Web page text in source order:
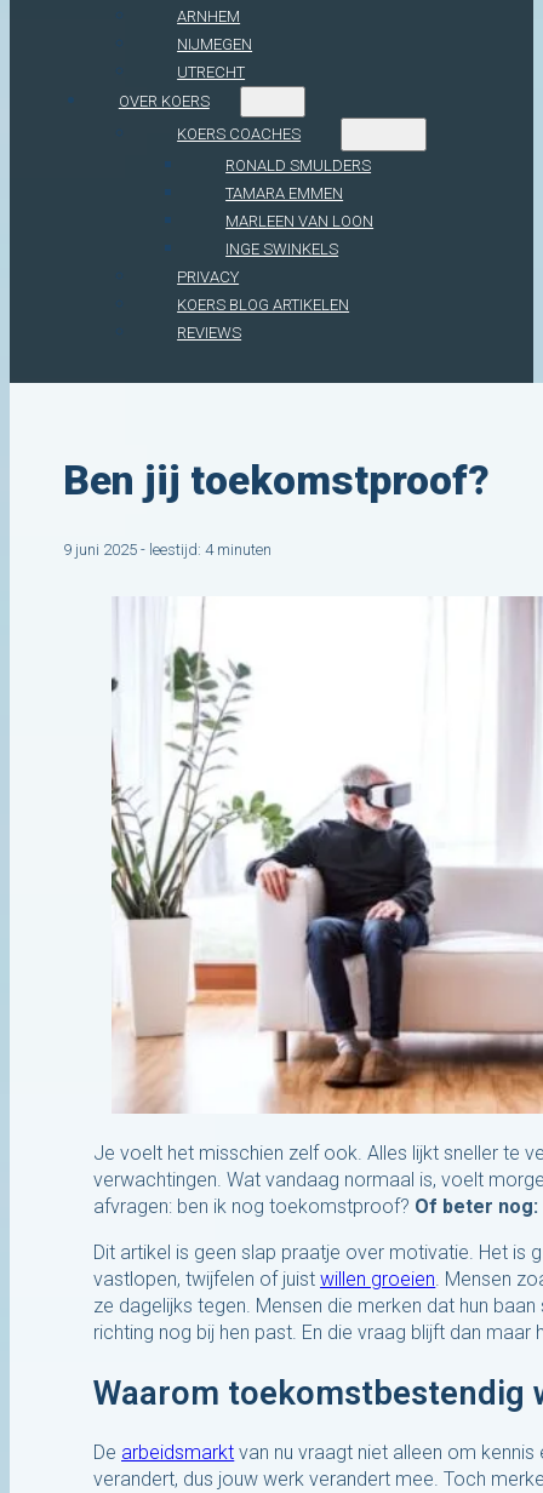
ARNHEM
NIJMEGEN
UTRECHT
OVER KOERS
KOERS COACHES
RONALD SMULDERS
TAMARA EMMEN
MARLEEN VAN LOON
INGE SWINKELS
PRIVACY
KOERS BLOG ARTIKELEN
REVIEWS
Ben jij toekomstproof?
9 juni 2025 - leestijd: 4 minuten
Je voelt het misschien zelf ook. Alles lijkt sneller te
verwachtingen. Wat vandaag normaal is, voelt
afvragen: ben ik nog toekomstproof? Of beter
Dit artikel is geen slap praatje over motivatie. Het is
vastlopen, twijfelen of juistwillen groeien. Mensen
ze dagelijks tegen. Mensen die merken dat hun
richting nog bij hen past. En die vraag blijft dan
Waarom toekomstbestendig
De arbeidsmarkt van nu vraagt niet alleen om
verandert, dus jouw werk verandert mee. Toch